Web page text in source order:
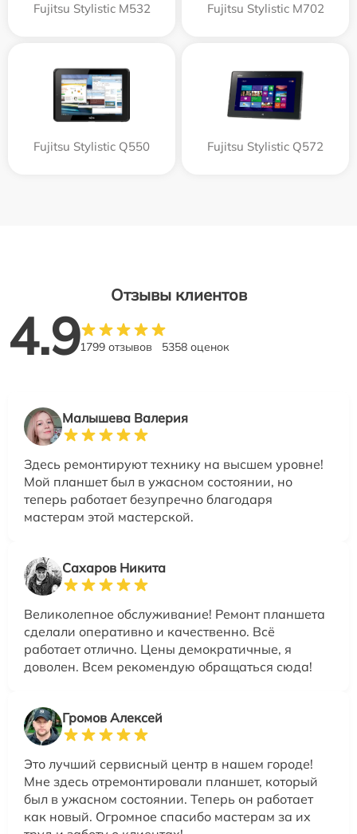
Fujitsu Stylistic M532 Fujitsu Stylistic M702
Fujitsu Stylistic Q550 Fujitsu Stylistic Q572
Отзывы клиентов
4.91799 отзывов 5358 оценок
Малышева Валерия
Здесь ремонтируют технику на высшем уровне!
Мой планшет был в ужасном состоянии, но
теперь работает безупречно благодаря
мастерам этой мастерской.
Сахаров Никита
Великолепное обслуживание! Ремонт планшета
сделали оперативно и качественно. Всё
работает отлично. Цены демократичные, я
доволен. Всем рекомендую обращаться сюда!
Громов Алексей
Это лучший сервисный центр в нашем городе!
Мне здесь отремонтировали планшет, который
был в ужасном состоянии. Теперь он работает
как новый. Огромное спасибо мастерам за их